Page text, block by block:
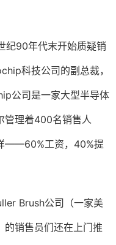
90年代末开始质疑销
科技公司的副总裁，
公司是一家大型半导体
管理着400名销售人
——60%工资，40%提
Brush公司（一家美
的销售员们还在上门推